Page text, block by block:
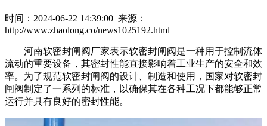
时间：2024-06-22 14:39:00 来源：
http://www.zhaolong.co/news1025192.html
河南软密封闸阀厂家表示软密封闸阀是一种用于控制流体
流动的重要设备，其密封性能直接影响着工业生产的安全和效
率。为了规范软密封闸阀的设计、制造和使用，国家对软密封
闸阀制定了一系列的标准，以确保其在各种工况下都能够正常
运行并具有良好的密封性能。